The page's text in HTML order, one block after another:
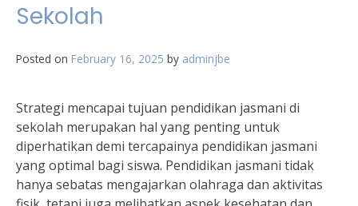
Sekolah
Posted on February 16, 2025 by adminjbe
Strategi mencapai tujuan pendidikan jasmani di
sekolah merupakan hal yang penting untuk
diperhatikan demi tercapainya pendidikan jasmani
yang optimal bagi siswa. Pendidikan jasmani tidak
hanya sebatas mengajarkan olahraga dan aktivitas